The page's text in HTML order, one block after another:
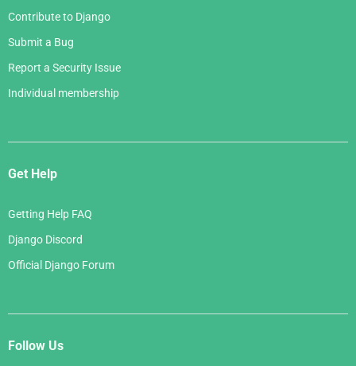
Contribute to Django
Submit a Bug
Report a Security Issue
Individual membership
Get Help
Getting Help FAQ
Django Discord
Official Django Forum
Follow Us